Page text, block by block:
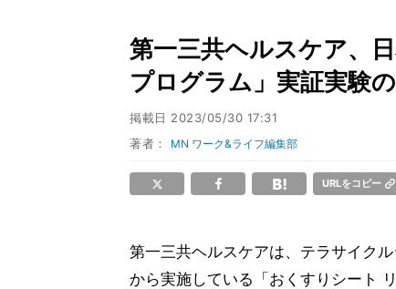
第一三共ヘルスケア、
プログラム」実証実験
掲載日 2023/05/30 17:31
著者： MN ワーク&ライフ編集部
URLをコピー
第一三共ヘルスケアは、テラサイク
から実施している「おくすりシート